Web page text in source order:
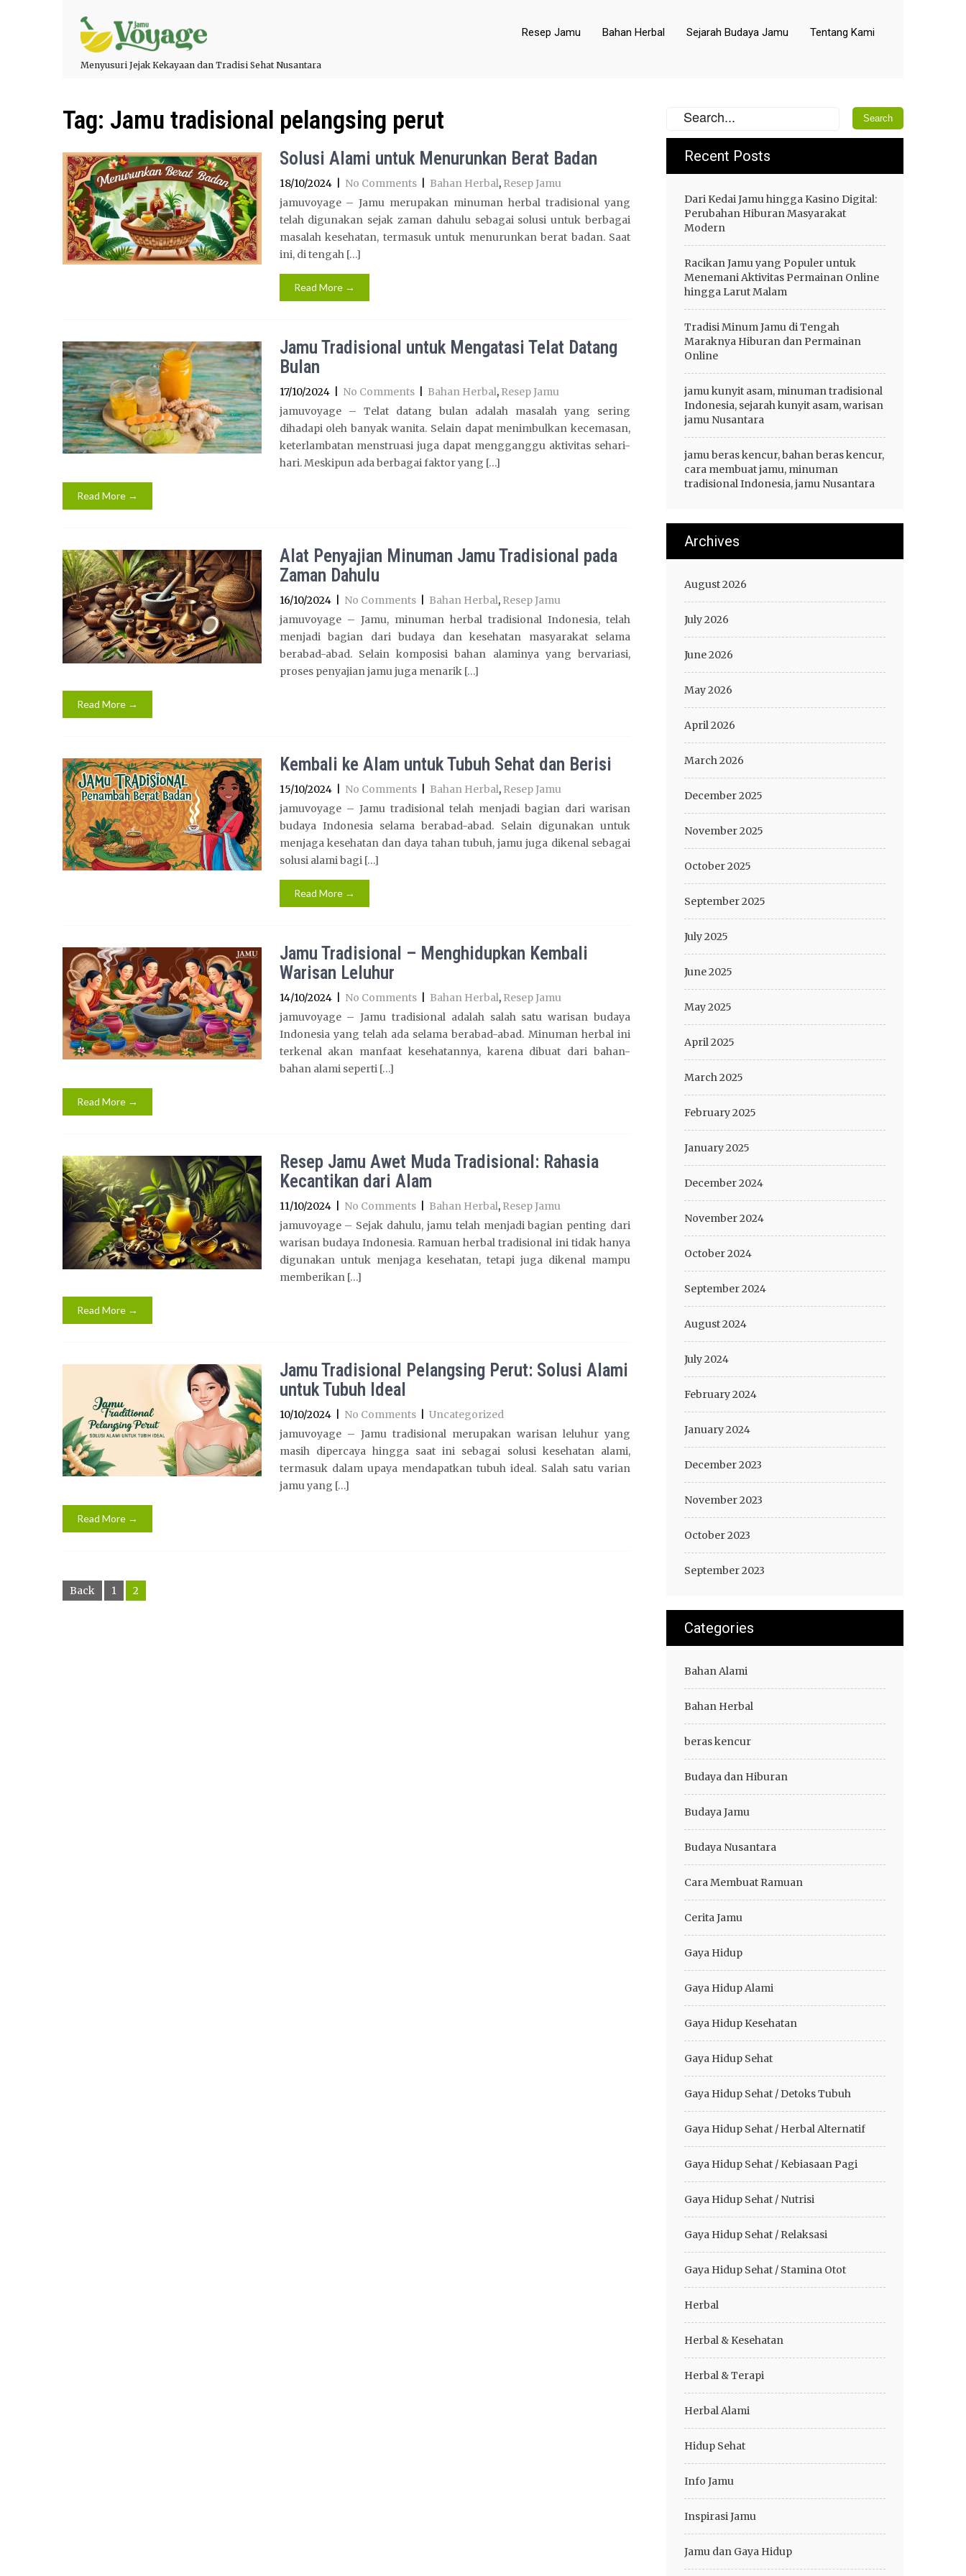
Menyusuri Jejak Kekayaan dan Tradisi Sehat Nusantara
Resep Jamu Bahan Herbal Sejarah Budaya Jamu Tentang Kami
Tag: Jamu tradisional pelangsing perut
Solusi Alami untuk Menurunkan Berat Badan
18/10/2024 No Comments Bahan Herbal, Resep Jamu
jamuvoyage – Jamu merupakan minuman herbal tradisional yang
telah digunakan sejak zaman dahulu sebagai solusi untuk berbagai
masalah kesehatan, termasuk untuk menurunkan berat badan. Saat
ini, di tengah […]
Read More →
Jamu Tradisional untuk Mengatasi Telat Datang
Bulan
17/10/2024 No Comments Bahan Herbal, Resep Jamu
jamuvoyage – Telat datang bulan adalah masalah yang sering
dihadapi oleh banyak wanita. Selain dapat menimbulkan kecemasan,
keterlambatan menstruasi juga dapat mengganggu aktivitas sehari-
hari. Meskipun ada berbagai faktor yang […]
Read More →
Alat Penyajian Minuman Jamu Tradisional pada
Zaman Dahulu
16/10/2024 No Comments Bahan Herbal, Resep Jamu
jamuvoyage – Jamu, minuman herbal tradisional Indonesia, telah
menjadi bagian dari budaya dan kesehatan masyarakat selama
berabad-abad. Selain komposisi bahan alaminya yang bervariasi,
proses penyajian jamu juga menarik […]
Read More →
Kembali ke Alam untuk Tubuh Sehat dan Berisi
15/10/2024 No Comments Bahan Herbal, Resep Jamu
jamuvoyage – Jamu tradisional telah menjadi bagian dari warisan
budaya Indonesia selama berabad-abad. Selain digunakan untuk
menjaga kesehatan dan daya tahan tubuh, jamu juga dikenal sebagai
solusi alami bagi […]
Read More →
Jamu Tradisional – Menghidupkan Kembali
Warisan Leluhur
14/10/2024 No Comments Bahan Herbal, Resep Jamu
jamuvoyage – Jamu tradisional adalah salah satu warisan budaya
Indonesia yang telah ada selama berabad-abad. Minuman herbal ini
terkenal akan manfaat kesehatannya, karena dibuat dari bahan-
bahan alami seperti […]
Read More →
Resep Jamu Awet Muda Tradisional: Rahasia
Kecantikan dari Alam
11/10/2024 No Comments Bahan Herbal, Resep Jamu
jamuvoyage – Sejak dahulu, jamu telah menjadi bagian penting dari
warisan budaya Indonesia. Ramuan herbal tradisional ini tidak hanya
digunakan untuk menjaga kesehatan, tetapi juga dikenal mampu
memberikan […]
Read More →
Jamu Tradisional Pelangsing Perut: Solusi Alami
untuk Tubuh Ideal
10/10/2024 No Comments
Uncategorized
jamuvoyage – Jamu tradisional merupakan warisan leluhur yang
masih dipercaya hingga saat ini sebagai solusi kesehatan alami,
termasuk dalam upaya mendapatkan tubuh ideal. Salah satu varian
jamu yang […]
Read More →
Posts
navigation
Back 1 2
Recent Posts
Dari Kedai Jamu hingga Kasino Digital:
Perubahan Hiburan Masyarakat
Modern
Racikan Jamu yang Populer untuk
Menemani Aktivitas Permainan Online
hingga Larut Malam
Tradisi Minum Jamu di Tengah
Maraknya Hiburan dan Permainan
Online
jamu kunyit asam, minuman tradisional
Indonesia, sejarah kunyit asam, warisan
jamu Nusantara
jamu beras kencur, bahan beras kencur,
cara membuat jamu, minuman
tradisional Indonesia, jamu Nusantara
Archives
August 2026
July 2026
June 2026
May 2026
April 2026
March 2026
December 2025
November 2025
October 2025
September 2025
July 2025
June 2025
May 2025
April 2025
March 2025
February 2025
January 2025
December 2024
November 2024
October 2024
September 2024
August 2024
July 2024
February 2024
January 2024
December 2023
November 2023
October 2023
September 2023
Categories
Bahan Alami
Bahan Herbal
beras kencur
Budaya dan Hiburan
Budaya Jamu
Budaya Nusantara
Cara Membuat Ramuan
Cerita Jamu
Gaya Hidup
Gaya Hidup Alami
Gaya Hidup Kesehatan
Gaya Hidup Sehat
Gaya Hidup Sehat / Detoks Tubuh
Gaya Hidup Sehat / Herbal Alternatif
Gaya Hidup Sehat / Kebiasaan Pagi
Gaya Hidup Sehat / Nutrisi
Gaya Hidup Sehat / Relaksasi
Gaya Hidup Sehat / Stamina Otot
Herbal
Herbal & Kesehatan
Herbal & Terapi
Herbal Alami
Hidup Sehat
Info Jamu
Inspirasi Jamu
Jamu dan Gaya Hidup